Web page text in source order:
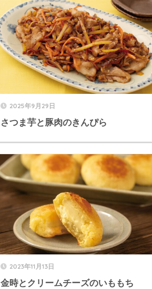
2025年9月29日
さつま芋と豚肉のきんぴら
2023年11月13日
金時とクリームチーズのいももち